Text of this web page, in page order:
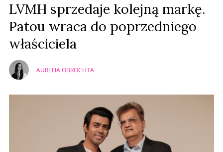
LVMH sprzedaje kolejną markę.
Patou wraca do poprzedniego
właściciela
AURELIA OBROCHTA